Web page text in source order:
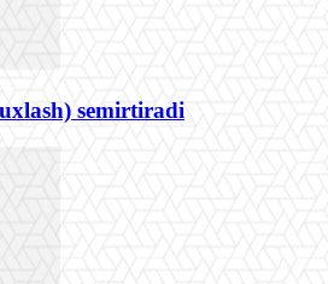
semirtiradi